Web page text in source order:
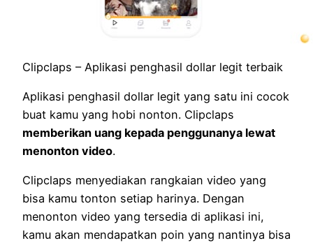
Clipclaps – Aplikasi penghasil dollar legit terbaik
Aplikasi penghasil dollar legit yang satu ini cocok
buat kamu yang hobi nonton. Clipclaps
memberikan uang kepada penggunanya lewat
menonton video.
Clipclaps menyediakan rangkaian video yang
bisa kamu tonton setiap harinya. Dengan
menonton video yang tersedia di aplikasi ini,
kamu akan mendapatkan poin yang nantinya bisa